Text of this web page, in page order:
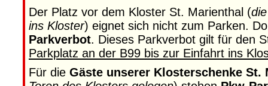
Der Platz vor dem Kloster St. Marienthal (
ins Kloster) eignet sich nicht zum Parken.
Parkverbot. Dieses Parkverbot gilt für den
Parkplatz an der B99 bis zur Einfahrt ins
Für die Gäste unserer Klosterschenke St.